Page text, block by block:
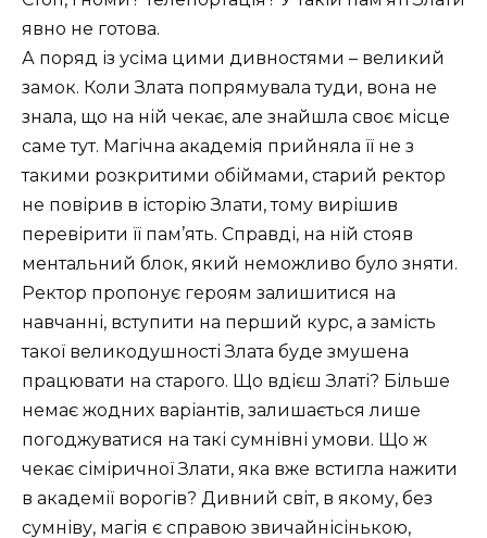
явно не готова.
А поряд із усіма цими дивностями – великий
замок. Коли Злата попрямувала туди, вона не
знала, що на ній чекає, але знайшла своє місце
саме тут. Магічна академія прийняла її не з
такими розкритими обіймами, старий ректор
не повірив в історію Злати, тому вирішив
перевірити її пам’ять. Справді, на ній стояв
ментальний блок, який неможливо було зняти.
Ректор пропонує героям залишитися на
навчанні, вступити на перший курс, а замість
такої великодушності Злата буде змушена
працювати на старого. Що вдієш Златі? Більше
немає жодних варіантів, залишається лише
погоджуватися на такі сумнівні умови. Що ж
чекає сіміричної Злати, яка вже встигла нажити
в академії ворогів? Дивний світ, в якому, без
сумніву, магія є справою звичайнісінькою,